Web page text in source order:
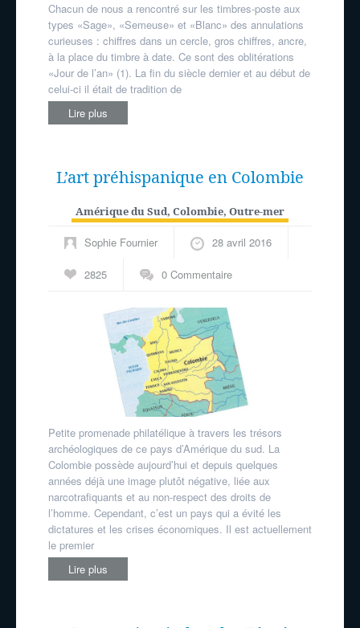
Chacun de nous a rencontré sur les timbres-poste aux
types «Sage», «Semeuse» et «Blanc» des annulations
curieuses : chiffres dans un cercle, gros chiffres, ancre,
à la place du timbre à date. Ce sont des oblitérations
«Jour de l’an» (1). La fin du siècle dernier et au début de
celui-ci il était de tradition de
Lire plus
L’art préhispanique en Colombie
Amérique du Sud, Colombie, Outre-mer
Sophie Fournier 28 avril 2016
2825 0 Commentaire
Petite promenade philatélique à travers les trésors
archéologiques de ce pays d’Amérique du sud. La
Colombie possède aujourd’hui et depuis quelques
années déjà une image plutôt négative, liée aux
narcotrafiquants et au non-respect des droits de
l’homme. Cependant, c’est un pays qui a évité les
dictatures et les crises économiques. Il est actuellement
le premier
Lire plus